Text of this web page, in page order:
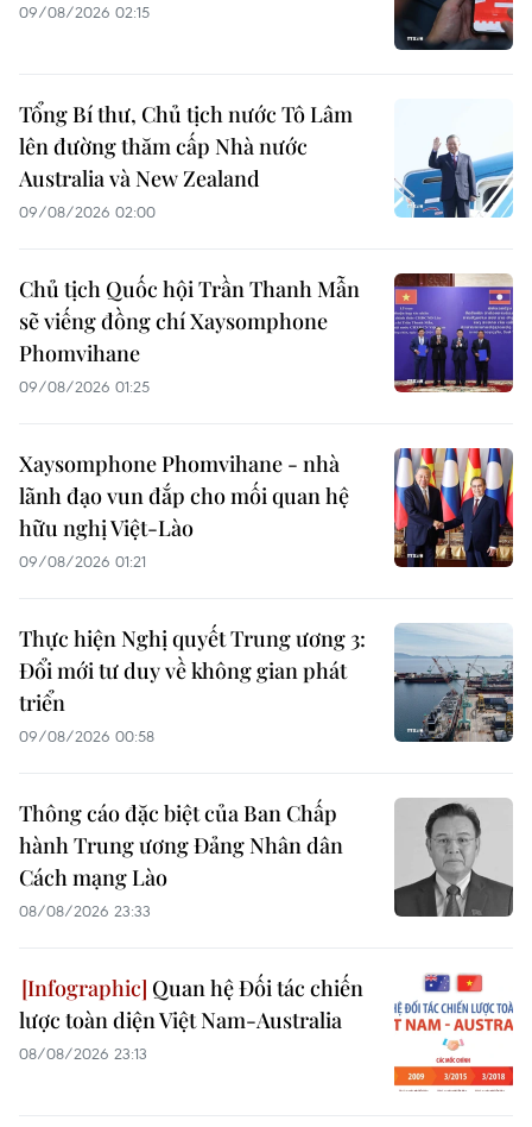
09/08/2026 02:15
Tổng Bí thư, Chủ tịch nước Tô Lâm
lên đường thăm cấp Nhà nước
Australia và New Zealand
09/08/2026 02:00
Chủ tịch Quốc hội Trần Thanh Mẫn
sẽ viếng đồng chí Xaysomphone
Phomvihane
09/08/2026 01:25
Xaysomphone Phomvihane - nhà
lãnh đạo vun đắp cho mối quan hệ
hữu nghị Việt-Lào
09/08/2026 01:21
Thực hiện Nghị quyết Trung ương 3:
Đổi mới tư duy về không gian phát
triển
09/08/2026 00:58
Thông cáo đặc biệt của Ban Chấp
hành Trung ương Đảng Nhân dân
Cách mạng Lào
08/08/2026 23:33
Quan hệ Đối tác chiến
lược toàn diện Việt Nam-Australia
08/08/2026 23:13